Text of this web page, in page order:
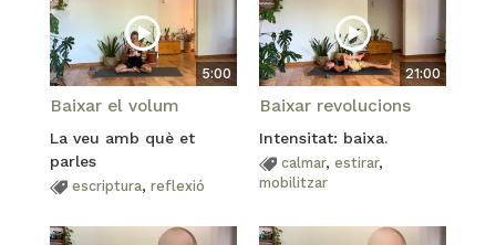
5:00
Baixar el volum
La veu amb què et
parles
escriptura, reflexió
21:00
Baixar revolucions
Intensitat: baixa.
calmar, estirar,
mobilitzar